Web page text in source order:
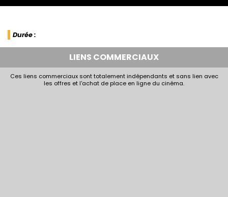
Durée :
LIENS COMMERCIAUX
Ces liens commerciaux sont totalement indépendants et sans lien avec
les offres et l'achat de place en ligne du cinéma.